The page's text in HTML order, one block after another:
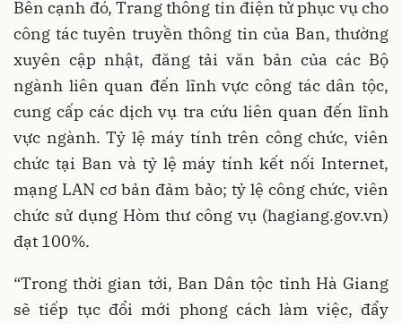
Bên cạnh đó, Trang thông tin điện tử phục vụ cho
công tác tuyên truyền thông tin của Ban, thường
xuyên cập nhật, đăng tải văn bản của các Bộ
ngành liên quan đến lĩnh vực công tác dân tộc,
cung cấp các dịch vụ tra cứu liên quan đến lĩnh
vực ngành. Tỷ lệ máy tính trên công chức, viên
chức tại Ban và tỷ lệ máy tính kết nối Internet,
mạng LAN cơ bản đảm bảo; tỷ lệ công chức, viên
chức sử dụng Hòm thư công vụ (hagiang.gov.vn)
đạt 100%.
“Trong thời gian tới, Ban Dân tộc tỉnh Hà Giang
sẽ tiếp tục đổi mới phong cách làm việc, đẩy